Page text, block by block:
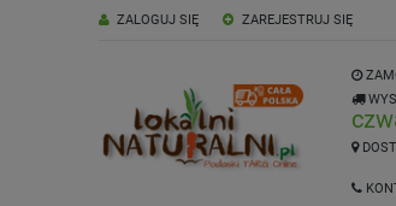
ZAREJESTRUJ SIĘ
ZALOGUJ SIĘ